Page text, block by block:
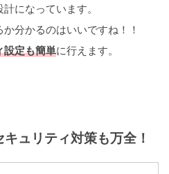
になっています。
分かるのはいいですね！！
設定も簡単に行えます。
ュリティ対策も万全！